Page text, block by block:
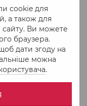
cookie для
а також для
сайту. Ви можете
браузера.
дати згоду на
можна
.
Порівняти